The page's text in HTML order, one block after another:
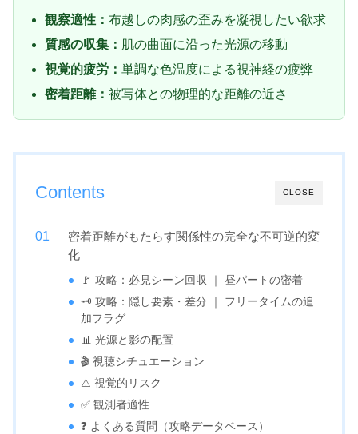
観察適性：布越しの肉感の歪みを凝視したい欲求
質感の収集： 肌の曲面に沿った光源の移動
視覚的疲労：単調な色温度による視神経の疲弊
密着距離：被写体との物理的な距離の近さ
CLOSE
Contents
密着距離がもたらす関係性の完全な不可逆的変
化
🚩 攻略：必見シーン回収 ｜ 昼パートの密着
🗝️ 攻略：隠し要素・差分 ｜ フリータイムの追
加フラグ
📊 光源と影の配置
🎬 視聴シチュエーション
⚠️ 視覚的リスク
✅ 観測者適性
❓ よくある質問（攻略データベース）